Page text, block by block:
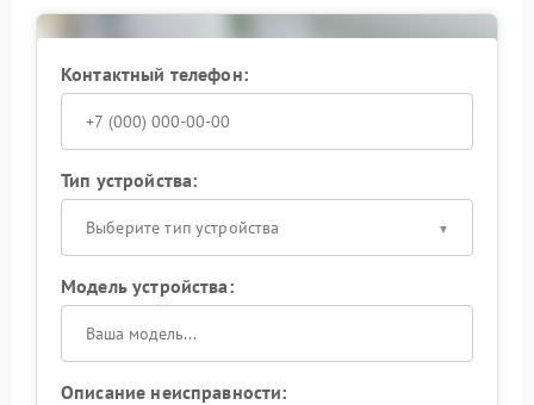
напрямую зависит от точности диагностики и
обращаться в авторизованный сервисный центр
AMD, где соблюдаются все технические стандарты
производителя.
Контактный телефон:
Тип устройства:
Выберите тип устройства
Модель устройства:
Описание неисправности: